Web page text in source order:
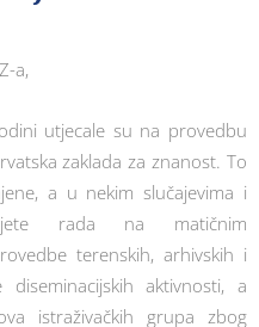
a,
utjecale su na provedbu
zaklada za znanost. To
a u nekim slučajevima i
rada na matičnim
terenskih, arhivskih i
diseminacijskih aktivnosti, a
istraživačkih grupa zbog